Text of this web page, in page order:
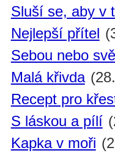
Sluší se, aby v
Nejlepší přítel
Sebou nebo
Malá křivda
Recept pro
S láskou a pílí
Kapka v moři